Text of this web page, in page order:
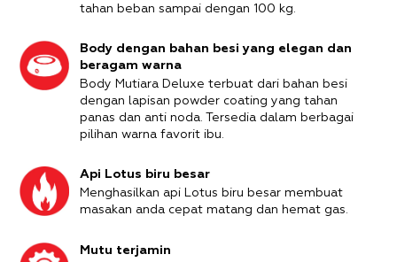
tahan beban sampai dengan 100 kg.
Body dengan bahan besi yang elegan dan
beragam warna
Body Mutiara Deluxe terbuat dari bahan besi
dengan lapisan powder coating yang tahan
panas dan anti noda. Tersedia dalam berbagai
pilihan warna favorit ibu.
Api Lotus biru besar
Menghasilkan api Lotus biru besar membuat
masakan anda cepat matang dan hemat gas.
Mutu terjamin